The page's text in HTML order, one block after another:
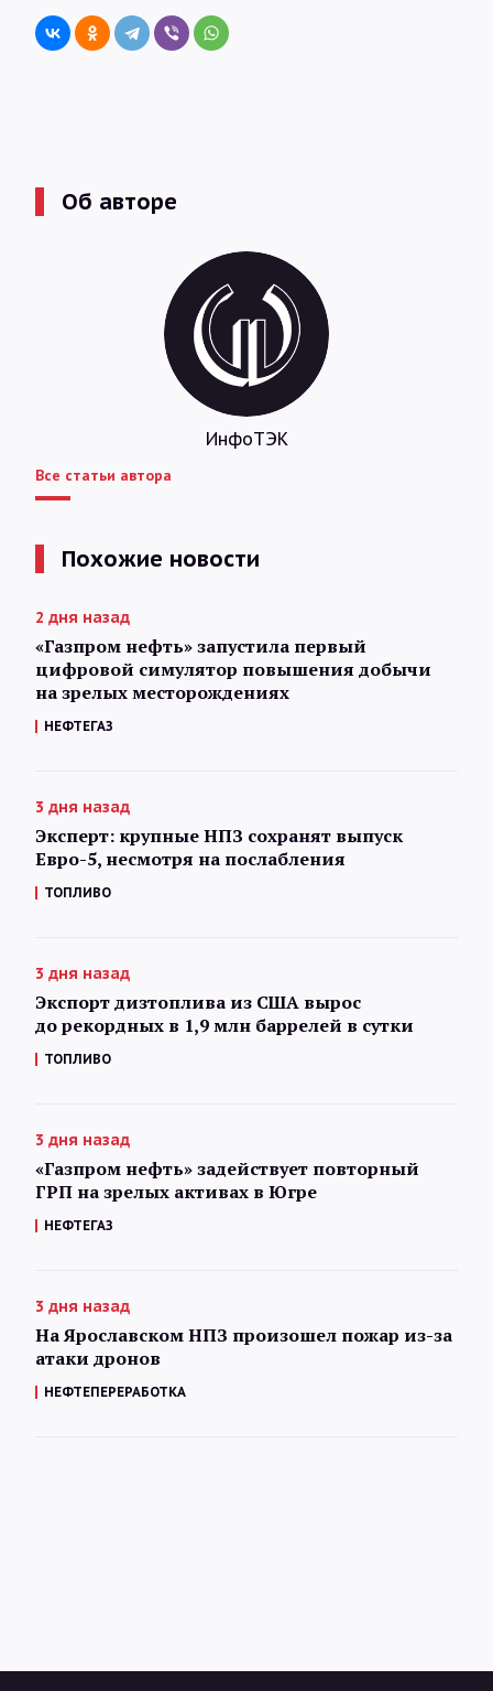
Об авторе
ИнфоТЭК
Все статьи автора
Похожие новости
2 дня назад
«Газпром нефть» запустила первый
цифровой симулятор повышения добычи
на зрелых месторождениях
НЕФТЕГАЗ
3 дня назад
Эксперт: крупные НПЗ сохранят выпуск
Евро-5, несмотря на послабления
ТОПЛИВО
3 дня назад
Экспорт дизтоплива из США вырос
до рекордных в 1,9 млн баррелей в сутки
ТОПЛИВО
3 дня назад
«Газпром нефть» задействует повторный
ГРП на зрелых активах в Югре
НЕФТЕГАЗ
3 дня назад
На Ярославском НПЗ произошел пожар из-за
атаки дронов
НЕФТЕПЕРЕРАБОТКА